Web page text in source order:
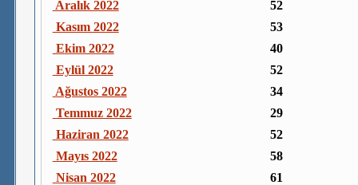
Aralık 2022
52
Kasım 2022
53
Ekim 2022
40
Eylül 2022
52
Ağustos 2022
34
Temmuz 2022
29
Haziran 2022
52
Mayıs 2022
58
Nisan 2022
61